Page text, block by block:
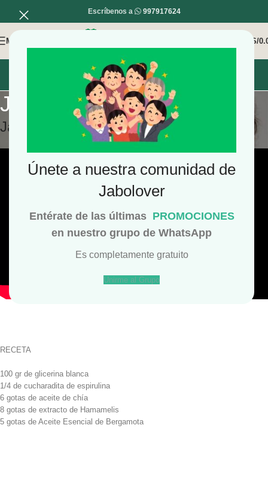
Únete a nuestra comunidad de
Jabolover
Entérate de las últimas PROMOCIONES
en nuestro grupo de WhatsApp
Es completamente gratuito
Unirme al Grupo
Escríbenos a 997917624
MENÚ S/
INICIO MI COMPRA MI CUENTA
Jabón de espirulina
Jabón de Espirulina
RECETA
100 gr de glicerina blanca
1/4 de cucharadita de espirulina
6 gotas de aceite de chía
8 gotas de extracto de Hamamelis
5 gotas de Aceite Esencial de Bergamota